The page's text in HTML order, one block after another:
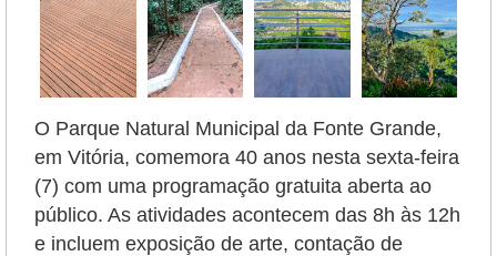
O Parque Natural Municipal da Fonte Grande,
em Vitória, comemora 40 anos nesta sexta-feira
(7) com uma programação gratuita aberta ao
público. As atividades acontecem das 8h às 12h
e incluem exposição de arte, contação de